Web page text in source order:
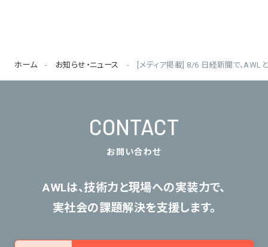
ホーム お知らせ・ニュース [メディア掲載] 8/6 日経新聞で、AWL
CONTACT
お問い合わせ
AWLは、技術力と現場への実装力で、
実社会の課題解決を支援します。